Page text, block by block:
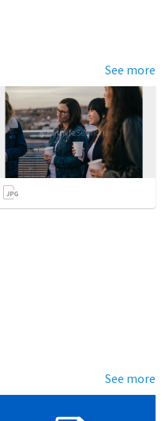
See more
See more